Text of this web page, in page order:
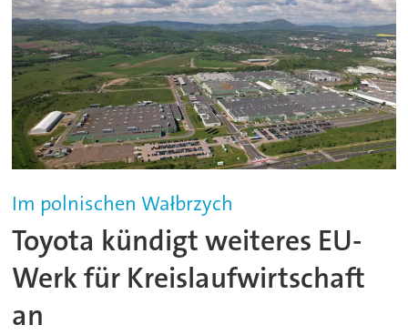
Im polnischen Wałbrzych
Toyota kündigt weiteres EU-
Werk für Kreislaufwirtschaft
an